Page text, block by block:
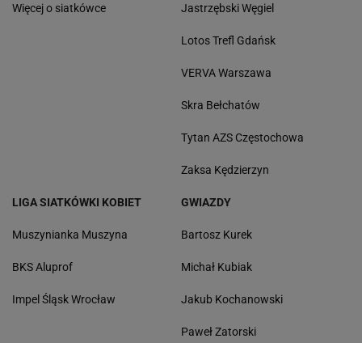
Więcej o siatkówce Jastrzębski Węgiel
Lotos Trefl Gdańsk
VERVA Warszawa
Skra Bełchatów
Tytan AZS Częstochowa
Zaksa Kędzierzyn
LIGA SIATKÓWKI KOBIET
Muszynianka Muszyna
BKS Aluprof
Impel Śląsk Wrocław
GWIAZDY
Bartosz Kurek
Michał Kubiak
Jakub Kochanowski
Paweł Zatorski